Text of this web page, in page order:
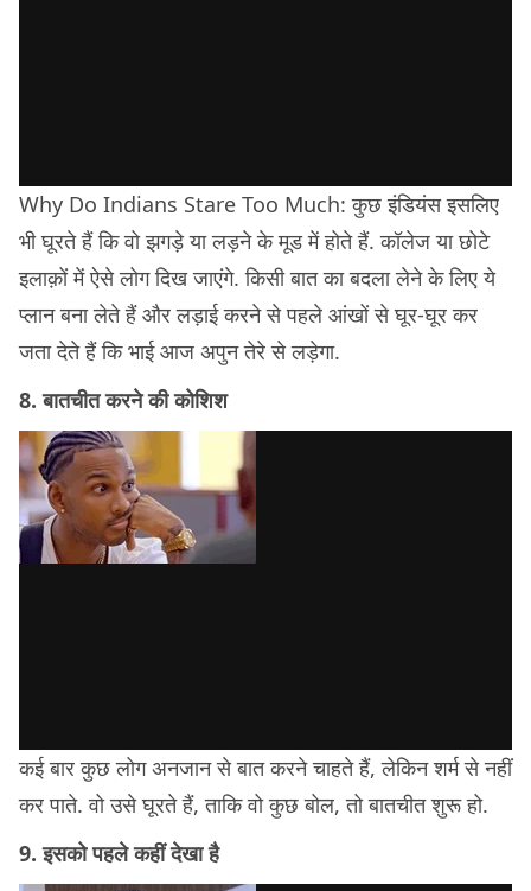
Why Do Indians Stare Too Much: कुछ इंडियंस इसलिए
भी घूरते हैं कि वो झगड़े या लड़ने के मूड में होते हैं. कॉलेज या छोटे
इलाक़ों में ऐसे लोग दिख जाएंगे. किसी बात का बदला लेने के लिए ये
प्लान बना लेते हैं और लड़ाई करने से पहले आंखों से घूर-घूर कर
जता देते हैं कि भाई आज अपुन तेरे से लड़ेगा.
8. बातचीत करने की कोशिश
कई बार कुछ लोग अनजान से बात करने चाहते हैं, लेकिन शर्म से नहीं
कर पाते. वो उसे घूरते हैं, ताकि वो कुछ बोल, तो बातचीत शुरू हो.
9. इसको पहले कहीं देखा है